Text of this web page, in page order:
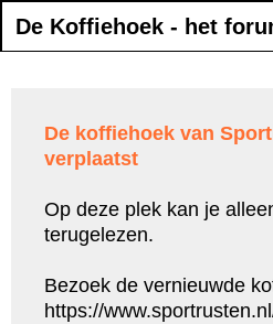
De Koffiehoek - het
De koffiehoek van
verplaatst
Op deze plek kan je
terugelezen.
Bezoek de vernieuwde
https://